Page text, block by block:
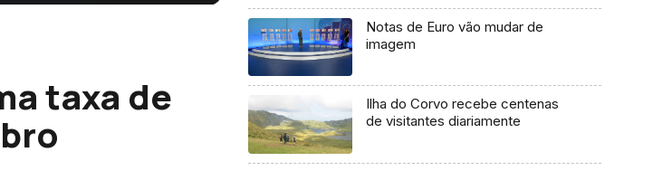
taxa de
Notas de Euro vão mudar de
imagem
Ilha do Corvo recebe centenas
de visitantes diariamente